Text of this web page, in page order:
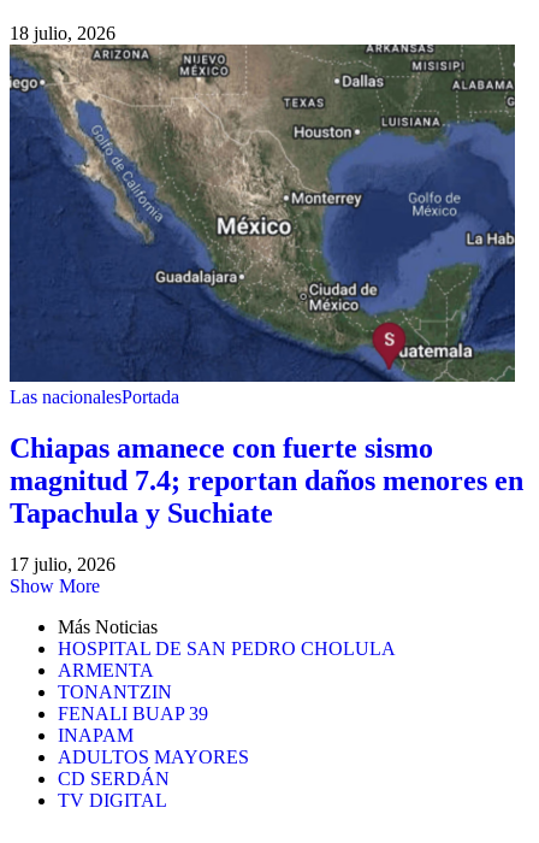
18 julio, 2026
Las nacionalesPortada
Chiapas amanece con fuerte sismo
magnitud 7.4; reportan daños menores en
Tapachula y Suchiate
17 julio, 2026
Show More
Más Noticias
HOSPITAL DE SAN PEDRO CHOLULA
ARMENTA
TONANTZIN
FENALI BUAP 39
INAPAM
ADULTOS MAYORES
CD SERDÁN
TV DIGITAL